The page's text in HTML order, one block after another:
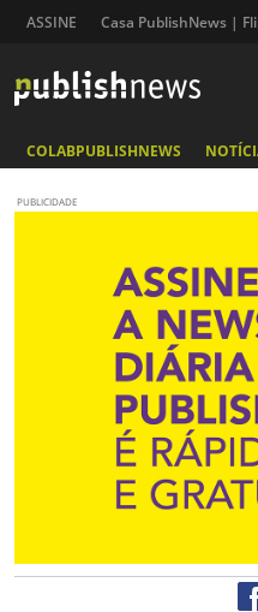
ASSINE Casa PublishNews |
COLABPUBLISHNEWS
PUBLICIDADE